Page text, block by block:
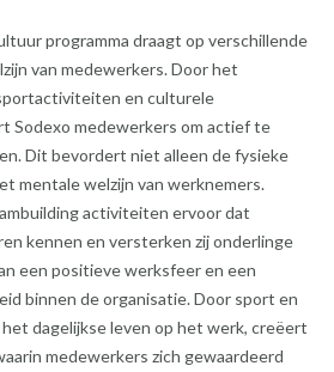
programma draagt op verschillende
van medewerkers. Door het
en culturele
Sodexo medewerkers om actief te
Dit bevordert niet alleen de fysieke
mentale welzijn van werknemers.
activiteiten ervoor dat
kennen en versterken zij onderlinge
een positieve werksfeer en een
binnen de organisatie. Door sport en
dagelijkse leven op het werk, creëert
medewerkers zich gewaardeerd